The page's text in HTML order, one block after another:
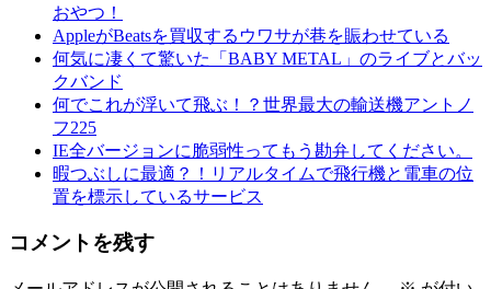
おやつ！
AppleがBeatsを買収するウワサが巷を賑わせている
何気に凄くて驚いた「BABY METAL」のライブとバッ
クバンド
何でこれが浮いて飛ぶ！？世界最大の輸送機アントノ
フ225
IE全バージョンに脆弱性ってもう勘弁してください。
暇つぶしに最適？！リアルタイムで飛行機と電車の位
置を標示しているサービス
コメントを残す